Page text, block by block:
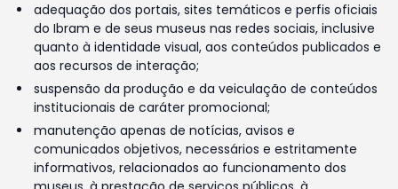
adequação dos portais, sites temáticos e perfis oficiais
do Ibram e de seus museus nas redes sociais, inclusive
quanto à identidade visual, aos conteúdos publicados e
aos recursos de interação;
suspensão da produção e da veiculação de conteúdos
institucionais de caráter promocional;
manutenção apenas de notícias, avisos e
comunicados objetivos, necessários e estritamente
informativos, relacionados ao funcionamento dos